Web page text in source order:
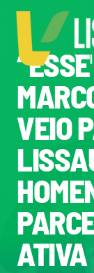
para
conteúdo
Home
Plano de
Meu Trabalho
O Que Penso
Quem Sou
VEIO
ATIVA